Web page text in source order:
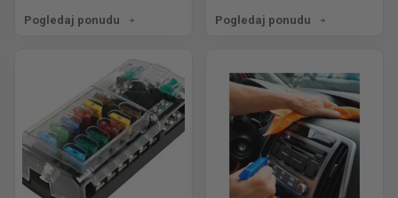
Pogledaj ponudu Pogledaj ponudu